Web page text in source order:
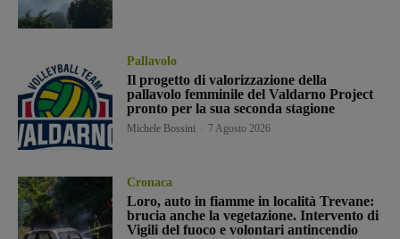
Pallavolo
Il progetto di valorizzazione della
pallavolo femminile del Valdarno Project
pronto per la sua seconda stagione
Michele Bossini 7 Agosto 2026
Cronaca
Loro, auto in fiamme in località Trevane:
brucia anche la vegetazione. Intervento di
Vigili del fuoco e volontari antincendio